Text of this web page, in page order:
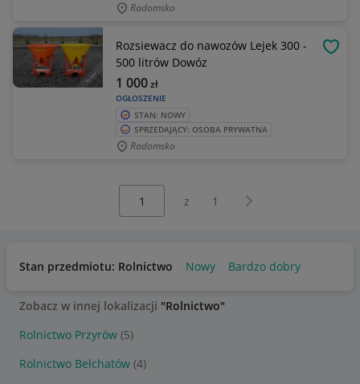
Radomsko
Rozsiewacz do nawozów Lejek 300 -
500 litrów Dowóz
OGŁOSZENIE
1 000zł
STAN: NOWY
SPRZEDAJĄCY: OSOBA PRYWATNA
Radomsko
z 1 Następna strona
Stan przedmiotu: Rolnictwo Nowy Bardzo dobry
Zobacz w innej lokalizacji "Rolnictwo"
Rolnictwo Przyrów (5)
Rolnictwo Bełchatów (4)